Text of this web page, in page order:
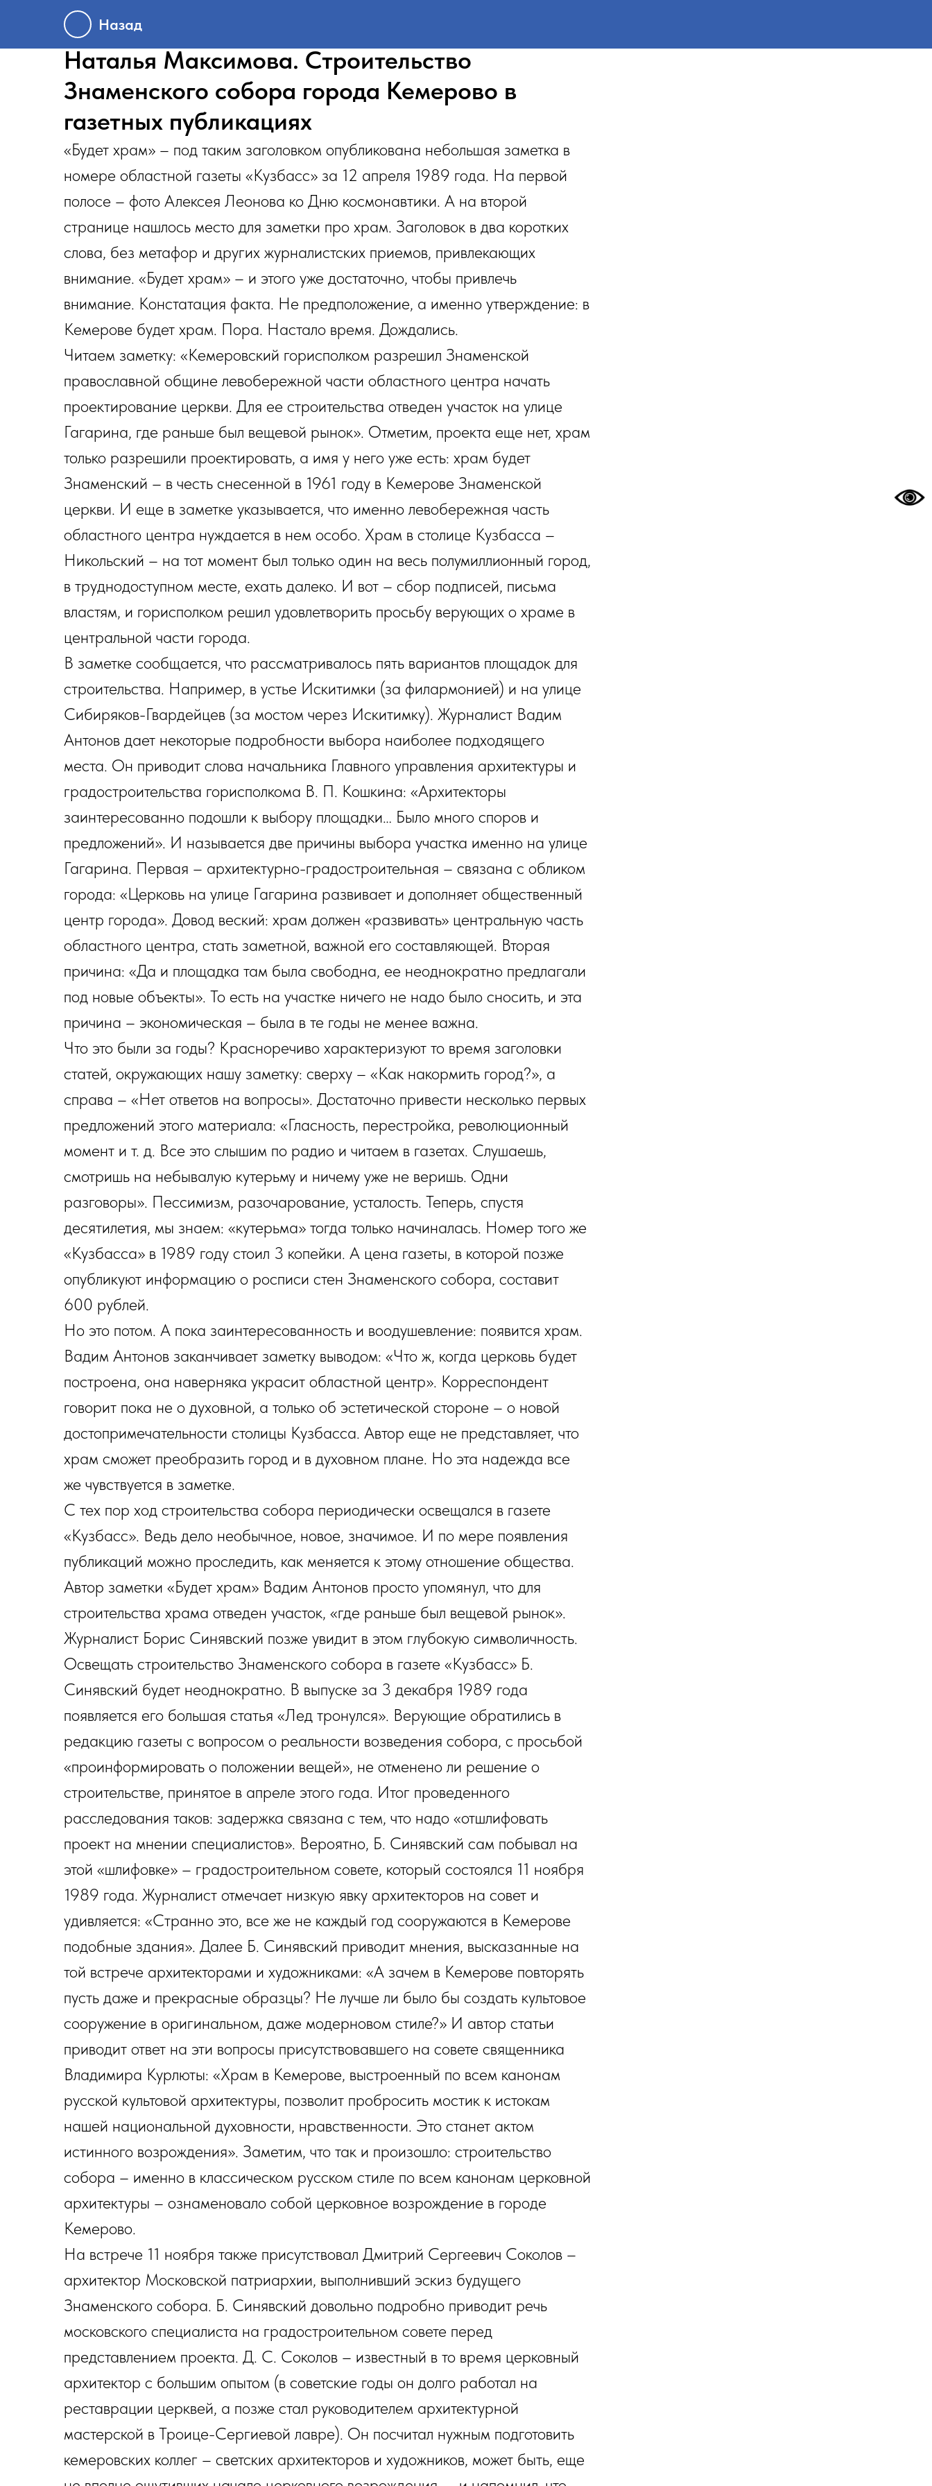
Назад
Наталья Максимова. Строительство
Знаменского собора города Кемерово в
газетных публикациях
«Будет храм» – под таким заголовком опубликована небольшая заметка в
номере областной газеты «Кузбасс» за 12 апреля 1989 года. На первой
полосе – фото Алексея Леонова ко Дню космонавтики. А на второй
странице нашлось место для заметки про храм. Заголовок в два коротких
слова, без метафор и других журналистских приемов, привлекающих
внимание. «Будет храм» – и этого уже достаточно, чтобы привлечь
внимание. Констатация факта. Не предположение, а именно утверждение: в
Кемерове будет храм. Пора. Настало время. Дождались.
Читаем заметку: «Кемеровский горисполком разрешил Знаменской
православной общине левобережной части областного центра начать
проектирование церкви. Для ее строительства отведен участок на улице
Гагарина, где раньше был вещевой рынок». Отметим, проекта еще нет, храм
только разрешили проектировать, а имя у него уже есть: храм будет
Знаменский – в честь снесенной в 1961 году в Кемерове Знаменской
церкви. И еще в заметке указывается, что именно левобережная часть
областного центра нуждается в нем особо. Храм в столице Кузбасса –
Никольский – на тот момент был только один на весь полумиллионный город,
в труднодоступном месте, ехать далеко. И вот – сбор подписей, письма
властям, и горисполком решил удовлетворить просьбу верующих о храме в
центральной части города.
В заметке сообщается, что рассматривалось пять вариантов площадок для
строительства. Например, в устье Искитимки (за филармонией) и на улице
Сибиряков-Гвардейцев (за мостом через Искитимку). Журналист Вадим
Антонов дает некоторые подробности выбора наиболее подходящего
места. Он приводит слова начальника Главного управления архитектуры и
градостроительства горисполкома В. П. Кошкина: «Архитекторы
заинтересованно подошли к выбору площадки… Было много споров и
предложений». И называется две причины выбора участка именно на улице
Гагарина. Первая – архитектурно-градостроительная – связана с обликом
города: «Церковь на улице Гагарина развивает и дополняет общественный
центр города». Довод веский: храм должен «развивать» центральную часть
областного центра, стать заметной, важной его составляющей. Вторая
причина: «Да и площадка там была свободна, ее неоднократно предлагали
под новые объекты». То есть на участке ничего не надо было сносить, и эта
причина – экономическая – была в те годы не менее важна.
Что это были за годы? Красноречиво характеризуют то время заголовки
статей, окружающих нашу заметку: сверху – «Как накормить город?», а
справа – «Нет ответов на вопросы». Достаточно привести несколько первых
предложений этого материала: «Гласность, перестройка, революционный
момент и т. д. Все это слышим по радио и читаем в газетах. Слушаешь,
смотришь на небывалую кутерьму и ничему уже не веришь. Одни
разговоры». Пессимизм, разочарование, усталость. Теперь, спустя
десятилетия, мы знаем: «кутерьма» тогда только начиналась. Номер того же
«Кузбасса» в 1989 году стоил 3 копейки. А цена газеты, в которой позже
опубликуют информацию о росписи стен Знаменского собора, составит
600 рублей.
Но это потом. А пока заинтересованность и воодушевление: появится храм.
Вадим Антонов заканчивает заметку выводом: «Что ж, когда церковь будет
построена, она наверняка украсит областной центр». Корреспондент
говорит пока не о духовной, а только об эстетической стороне – о новой
достопримечательности столицы Кузбасса. Автор еще не представляет, что
храм сможет преобразить город и в духовном плане. Но эта надежда все
же чувствуется в заметке.
С тех пор ход строительства собора периодически освещался в газете
«Кузбасс». Ведь дело необычное, новое, значимое. И по мере появления
публикаций можно проследить, как меняется к этому отношение общества.
Автор заметки «Будет храм» Вадим Антонов просто упомянул, что для
строительства храма отведен участок, «где раньше был вещевой рынок».
Журналист Борис Синявский позже увидит в этом глубокую символичность.
Освещать строительство Знаменского собора в газете «Кузбасс» Б.
Синявский будет неоднократно. В выпуске за 3 декабря 1989 года
появляется его большая статья «Лед тронулся». Верующие обратились в
редакцию газеты с вопросом о реальности возведения собора, с просьбой
«проинформировать о положении вещей», не отменено ли решение о
строительстве, принятое в апреле этого года. Итог проведенного
расследования таков: задержка связана с тем, что надо «отшлифовать
проект на мнении специалистов». Вероятно, Б. Синявский сам побывал на
этой «шлифовке» – градостроительном совете, который состоялся 11 ноября
1989 года. Журналист отмечает низкую явку архитекторов на совет и
удивляется: «Странно это, все же не каждый год сооружаются в Кемерове
подобные здания». Далее Б. Синявский приводит мнения, высказанные на
той встрече архитекторами и художниками: «А зачем в Кемерове повторять
пусть даже и прекрасные образцы? Не лучше ли было бы создать культовое
сооружение в оригинальном, даже модерновом стиле?» И автор статьи
приводит ответ на эти вопросы присутствовавшего на совете священника
Владимира Курлюты: «Храм в Кемерове, выстроенный по всем канонам
русской культовой архитектуры, позволит пробросить мостик к истокам
нашей национальной духовности, нравственности. Это станет актом
истинного возрождения». Заметим, что так и произошло: строительство
собора – именно в классическом русском стиле по всем канонам церковной
архитектуры – ознаменовало собой церковное возрождение в городе
Кемерово.
На встрече 11 ноября также присутствовал Дмитрий Сергеевич Соколов –
архитектор Московской патриархии, выполнивший эскиз будущего
Знаменского собора. Б. Синявский довольно подробно приводит речь
московского специалиста на градостроительном совете перед
представлением проекта. Д. С. Соколов – известный в то время церковный
архитектор с большим опытом (в советские годы он долго работал на
реставрации церквей, а позже стал руководителем архитектурной
мастерской в Троице-Сергиевой лавре). Он посчитал нужным подготовить
кемеровских коллег – светских архитекторов и художников, может быть, еще